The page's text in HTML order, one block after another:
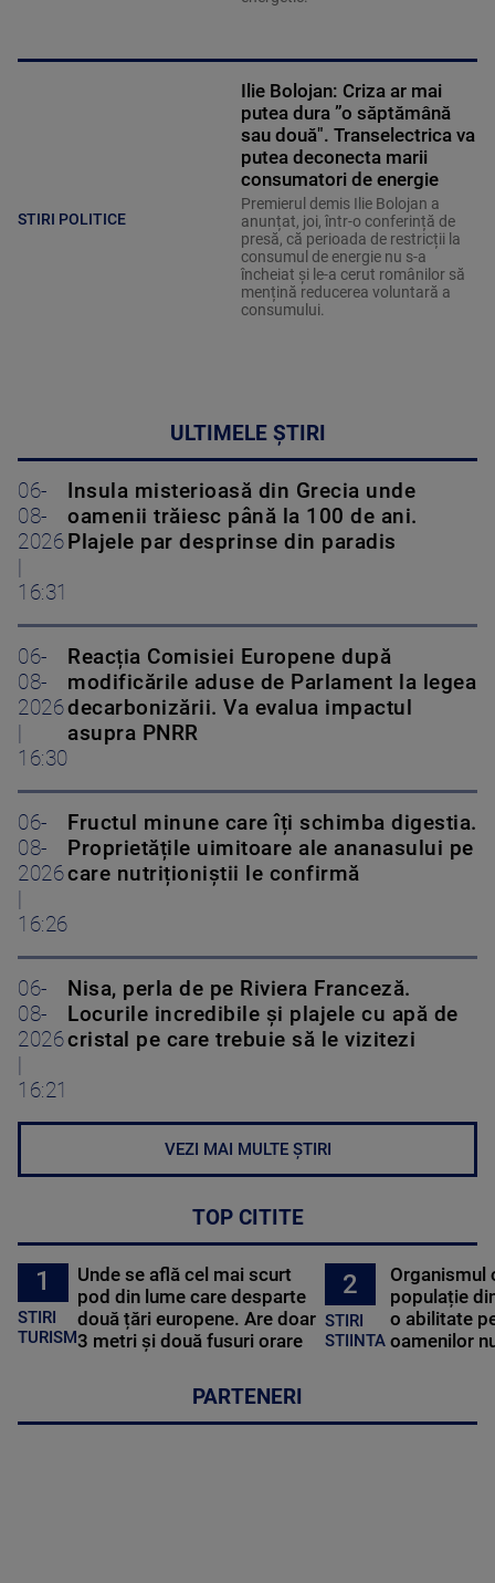
STIRI POLITICE
Ilie Bolojan: Criza ar mai
putea dura ”o săptămână
sau două". Transelectrica va
putea deconecta marii
consumatori de energie
Premierul demis Ilie Bolojan a
anunțat, joi, într-o conferință de
presă, că perioada de restricții la
consumul de energie nu s-a
încheiat și le-a cerut românilor să
mențină reducerea voluntară a
consumului.
ULTIMELE ȘTIRI
06-
08-
2026
16:31
Insula misterioasă din Grecia unde
oamenii trăiesc până la 100 de ani.
Plajele par desprinse din paradis
06-
08-
2026
16:30
Reacția Comisiei Europene după
modificările aduse de Parlament la legea
decarbonizării. Va evalua impactul
asupra PNRR
06-
08-
2026
16:26
Fructul minune care îți schimba digestia.
Proprietățile uimitoare ale ananasului pe
care nutriționiștii le confirmă
06-
08-
2026
16:21
Nisa, perla de pe Riviera Franceză.
Locurile incredibile și plajele cu apă de
cristal pe care trebuie să le vizitezi
VEZI MAI MULTE ȘTIRI
TOP CITITE
1
STIRI
TURISM
Unde se află cel mai scurt
pod din lume care desparte
două țări europene. Are doar
3 metri și două fusuri orare
2
STIRI
STIINTA
Organismul
populație
o abilitate
oamenilor
PARTENERI